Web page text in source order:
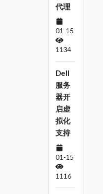
代理
01-15
1134
Dell
服务
器开
启虚
拟化
支持
01-15
1116